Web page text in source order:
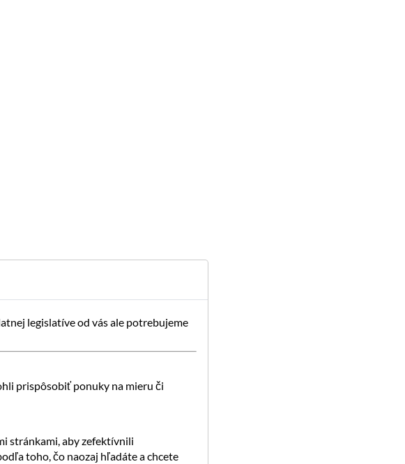
legislatíve od vás ale potrebujeme
prispôsobiť ponuky na mieru či
stránkami, aby zefektívnili
toho, čo naozaj hľadáte a chcete